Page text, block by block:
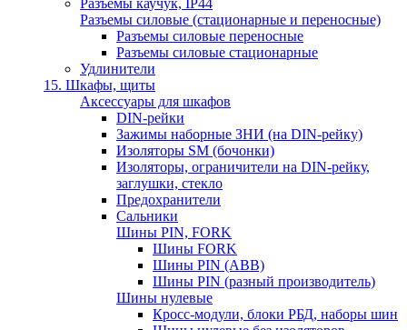
Разъемы каучук, IP44
Разъемы силовые (стационарные и переносные)
Разъемы силовые переносные
Разъемы силовые стационарные
Удлинители
15. Шкафы, щиты
Аксессуары для шкафов
DIN-рейки
Зажимы наборные ЗНИ (на DIN-рейку)
Изоляторы SM (бочонки)
Изоляторы, ограничители на DIN-рейку,
заглушки, стекло
Предохранители
Сальники
Шины PIN, FORK
Шины FORK
Шины PIN (АВВ)
Шины PIN (разный производитель)
Шины нулевые
Кросс-модули, блоки РБД, наборы шин